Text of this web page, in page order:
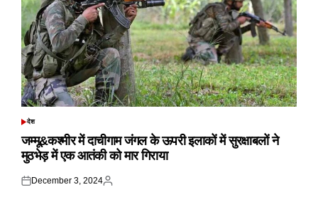
POSTED
देश
जम्मू&कश्मीर में दाचीगाम जंगल के ऊपरी इलाकों में सुरक्षाबलों ने
मुठभेड़ में एक आतंकी को मार गिराया
Posted
December 3, 2024
Posted